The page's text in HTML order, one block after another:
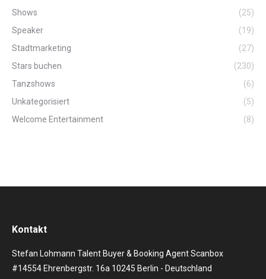
Shows
(25)
Speaker
(19)
Stadtmarketing
(27)
Stars buchen
(230)
Tanzshows
(6)
Unkategorisiert
(5)
Welcome Entertainment
(8)
Kontakt
Stefan Lohmann Talent Buyer & Booking Agent Scanbox
#14554 Ehrenbergstr. 16a 10245 Berlin - Deutschland